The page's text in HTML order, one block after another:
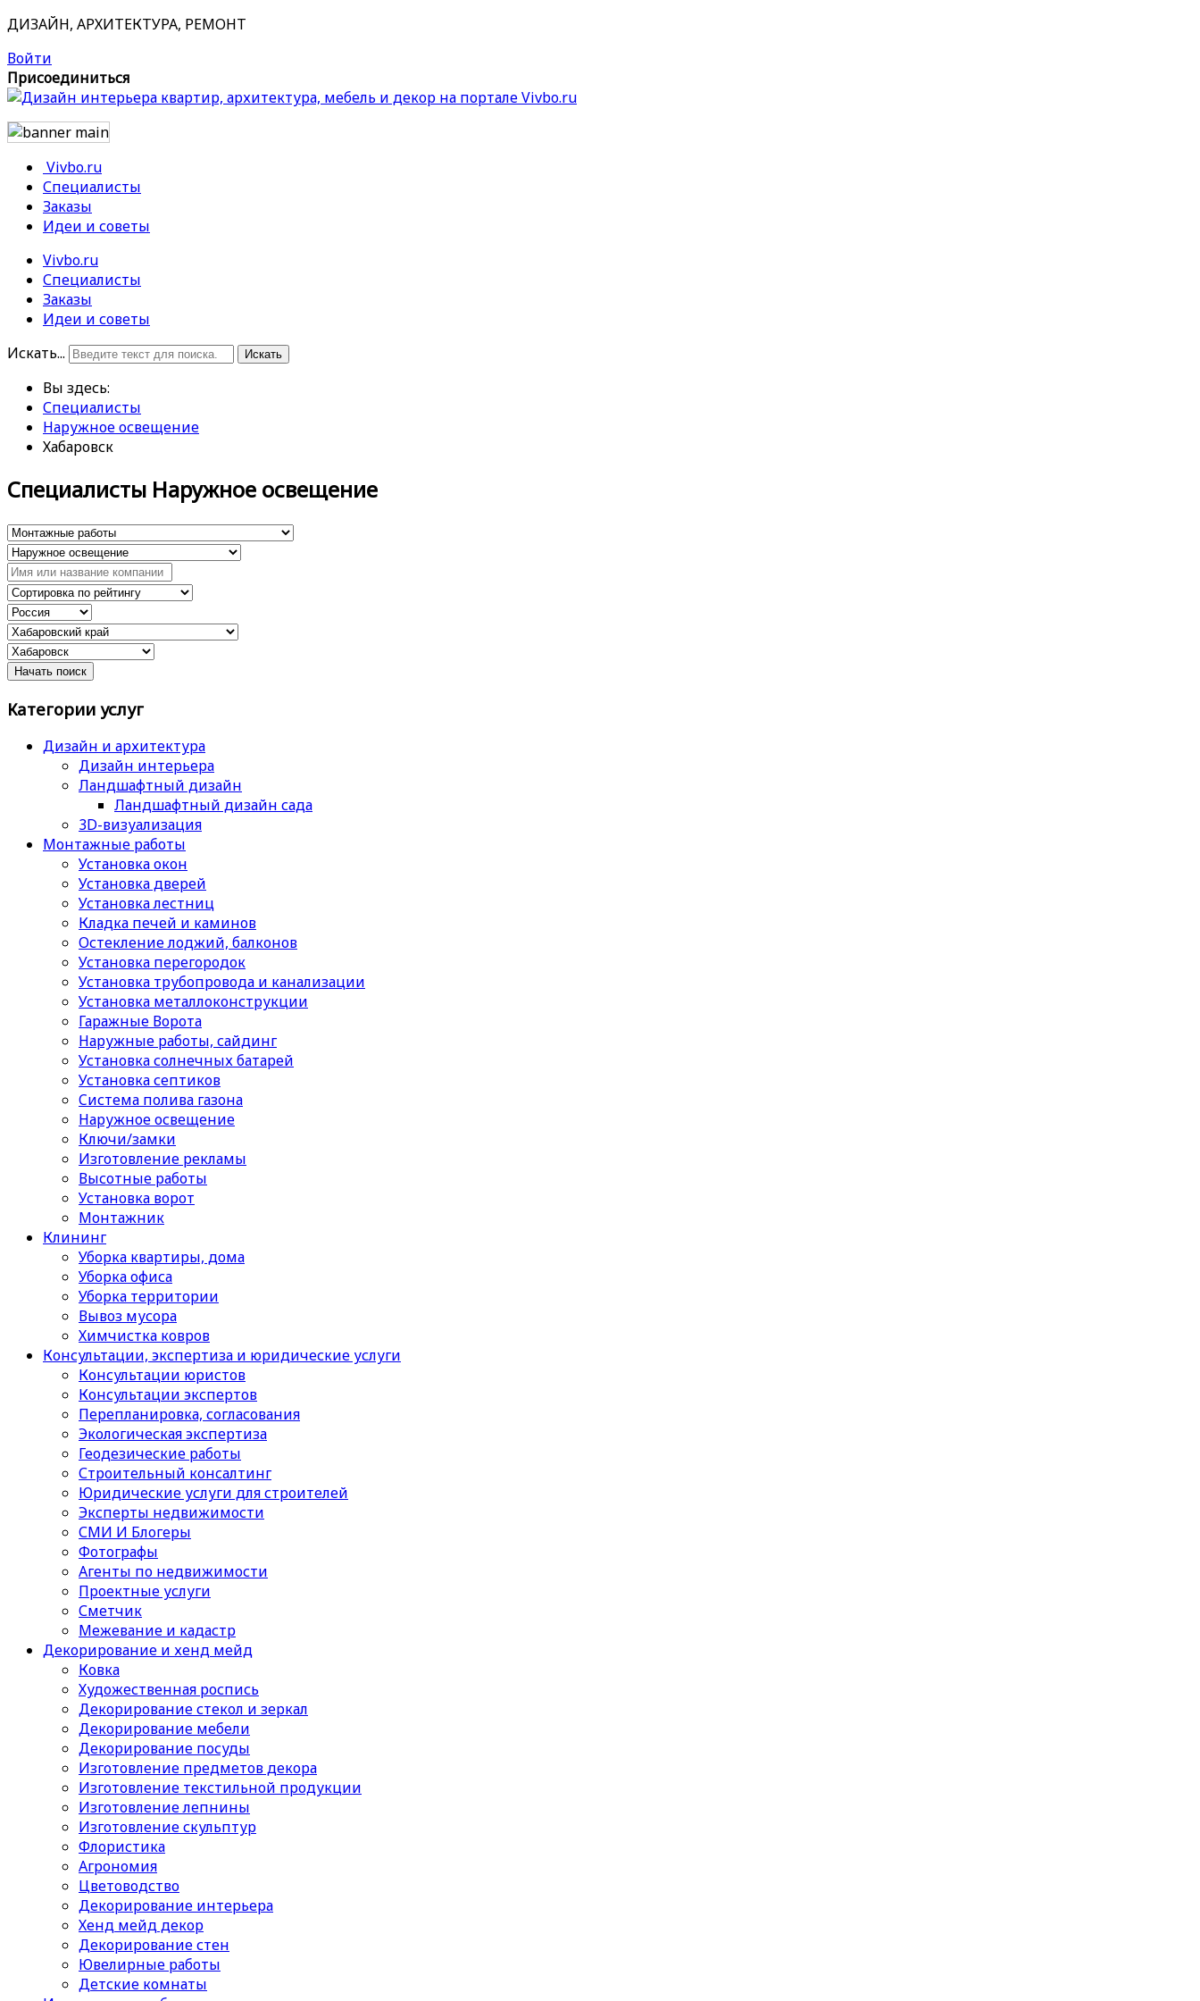
ДИЗАЙН, АРХИТЕКТУРА, РЕМОНТ
Войти
Присоединиться
Vivbo.ru
Специалисты
Заказы
Идеи и советы
Vivbo.ru
Специалисты
Заказы
Идеи и советы
Искать...
Искать
Вы здесь:
Специалисты
Наружное освещение
Хабаровск
Специалисты Наружное освещение
Категории услуг
Дизайн и архитектура
Дизайн интерьера
Ландшафтный дизайн
Ландшафтный дизайн сада
3D-визуализация
Монтажные работы
Установка окон
Установка дверей
Установка лестниц
Кладка печей и каминов
Остекление лоджий, балконов
Установка перегородок
Установка трубопровода и канализации
Установка металлоконструкции
Гаражные Ворота
Наружные работы, сайдинг
Установка солнечных батарей
Установка септиков
Cистема полива газона
Наружное освещение
Ключи/замки
Изготовление рекламы
Высотные работы
Установка ворот
Монтажник
Клининг
Уборка квартиры, дома
Уборка офиса
Уборка территории
Вывоз мусора
Химчистка ковров
Консультации, экспертиза и юридические услуги
Консультации юристов
Консультации экспертов
Перепланировка, согласования
Экологическая экспертиза
Геодезические работы
Строительный консалтинг
Юридические услуги для строителей
Эксперты недвижимости
СМИ И Блогеры
Фотографы
Агенты по недвижимости
Проектные услуги
Сметчик
Межевание и кадастр
Декорирование и хенд мейд
Ковка
Художественная роспись
Декорирование стекол и зеркал
Декорирование мебели
Декорирование посуды
Изготовление предметов декора
Изготовление текстильной продукции
Изготовление лепнины
Изготовление скульптур
Флористика
Агрономия
Цветоводство
Декорирование интерьера
Хенд мейд декор
Декорирование стен
Ювелирные работы
Детские комнаты